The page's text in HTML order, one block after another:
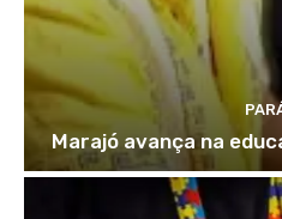
Marajó avança na